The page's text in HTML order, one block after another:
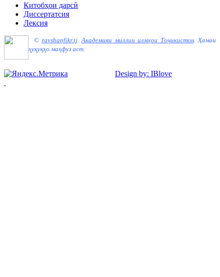
Китобҳои дарсӣ
Диссертатсия
Лексия
© ravshanfikr.tj. Академияи миллии илмҳои Тоҷикистон. Ҳамаи
ҳуқуқҳо маҳфуз аст.
Design by: IBlove